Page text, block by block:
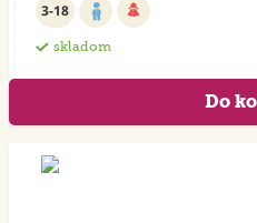
3-18
skladom